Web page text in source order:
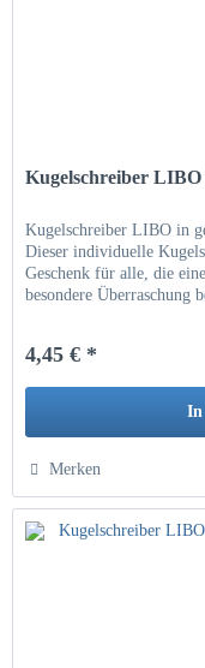
Kugelschreiber
Kugelschreiber LIBO in
Dieser individuelle
Geschenk für alle, die
besondere Überraschung
4,45 € *
In
Merken